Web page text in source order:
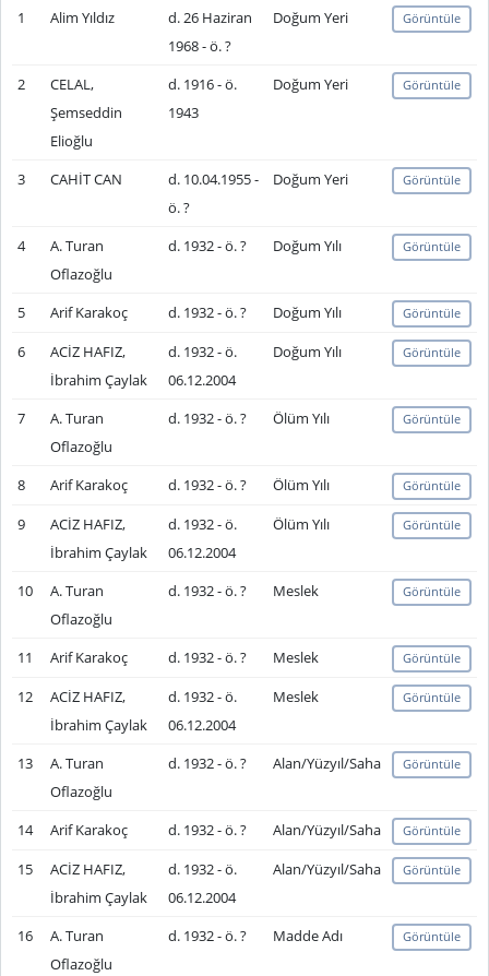
1
Alim Yıldız
d. 26 Haziran
1968 - ö. ?
Doğum Yeri Görüntüle
2
CELAL,
Şemseddin
Elioğlu
d. 1916 - ö.
1943
Doğum Yeri Görüntüle
3 CAHİT CAN
d. 10.04.1955 -
ö. ?
Doğum Yeri Görüntüle
4
A. Turan
Oflazoğlu
d. 1932 - ö. ? Doğum Yılı Görüntüle
5 Arif Karakoç d. 1932 - ö. ? Doğum Yılı Görüntüle
6
ACİZ HAFIZ,
İbrahim Çaylak
d. 1932 - ö.
06.12.2004
Doğum Yılı Görüntüle
7
A. Turan
Oflazoğlu
d. 1932 - ö. ? Ölüm Yılı Görüntüle
8 Arif Karakoç d. 1932 - ö. ? Ölüm Yılı Görüntüle
9
ACİZ HAFIZ,
İbrahim Çaylak
d. 1932 - ö.
06.12.2004
Ölüm Yılı Görüntüle
10
A. Turan
Oflazoğlu
d. 1932 - ö. ? Meslek Görüntüle
11 Arif Karakoç d. 1932 - ö. ? Meslek Görüntüle
12
ACİZ HAFIZ,
İbrahim Çaylak
d. 1932 - ö.
06.12.2004
Meslek Görüntüle
13
A. Turan
Oflazoğlu
d. 1932 - ö. ? Alan/Yüzyıl/Saha Görüntüle
14 Arif Karakoç d. 1932 - ö. ? Alan/Yüzyıl/Saha Görüntüle
15
ACİZ HAFIZ,
İbrahim Çaylak
d. 1932 - ö.
06.12.2004
Alan/Yüzyıl/Saha Görüntüle
16
A. Turan
Oflazoğlu
d. 1932 - ö. ? Madde Adı Görüntüle